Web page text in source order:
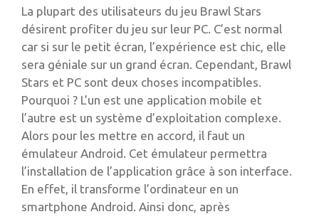
La plupart des utilisateurs du jeu Brawl Stars
désirent profiter du jeu sur leur PC. C’est normal
car si sur le petit écran, l’expérience est chic, elle
sera géniale sur un grand écran. Cependant, Brawl
Stars et PC sont deux choses incompatibles.
Pourquoi ? L’un est une application mobile et
l’autre est un système d’exploitation complexe.
Alors pour les mettre en accord, il faut un
émulateur Android. Cet émulateur permettra
l’installation de l’application grâce à son interface.
En effet, il transforme l’ordinateur en un
smartphone Android. Ainsi donc, après